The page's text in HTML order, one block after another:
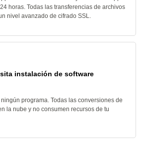
horas. Todas las transferencias de archivos
nivel avanzado de cifrado SSL.
instalación de software
programa. Todas las conversiones de
la nube y no consumen recursos de tu